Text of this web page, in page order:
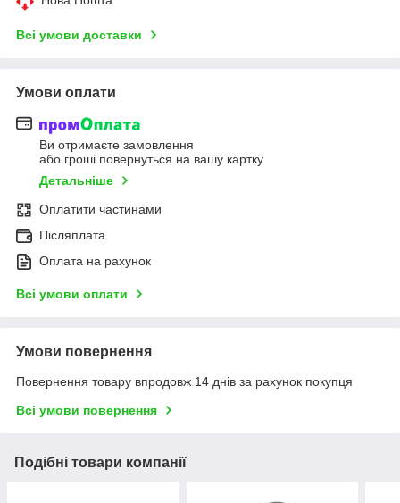
Всі умови доставки
Умови оплати
Ви отримаєте замовлення
або гроші повернуться на вашу картку
Детальніше
Оплатити частинами
Післяплата
Оплата на рахунок
Всі умови оплати
Умови повернення
Повернення товару впродовж 14 днів за рахунок покупця
Всі умови повернення
Подібні товари компанії